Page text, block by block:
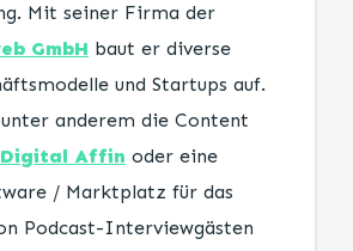
Mit seiner Firma der
GmbH baut er diverse
und Startups auf.
anderem die Content
Digital Affin oder eine
/ Marktplatz für das
Podcast-Interviewgästen